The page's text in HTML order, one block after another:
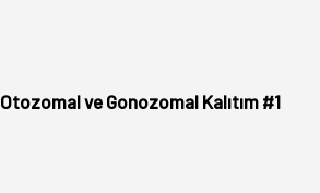
Otozomal ve Gonozomal Kalıtım #1